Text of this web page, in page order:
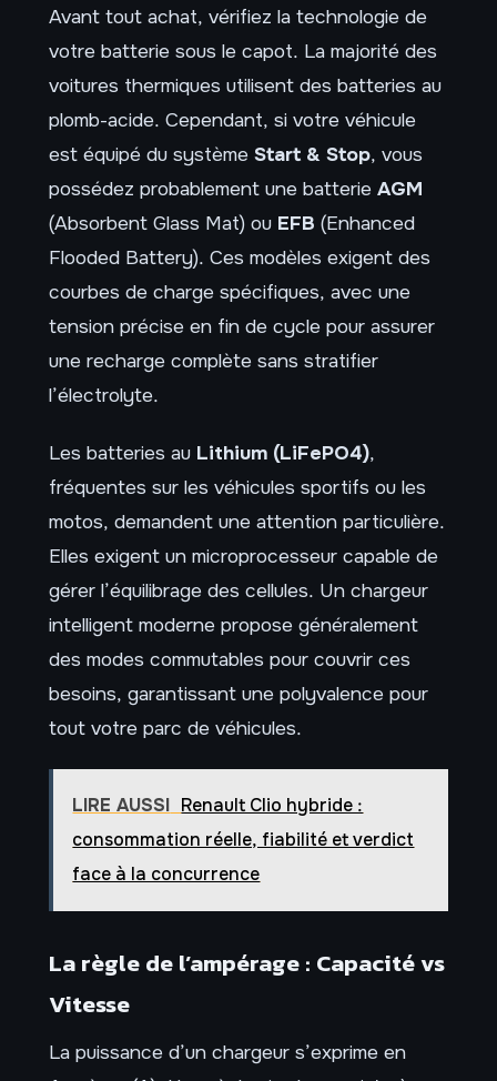
Avant tout achat, vérifiez la technologie de
votre batterie sous le capot. La majorité des
voitures thermiques utilisent des batteries au
plomb-acide. Cependant, si votre véhicule
est équipé du système Start & Stop, vous
possédez probablement une batterie AGM
(Absorbent Glass Mat) ou EFB (Enhanced
Flooded Battery). Ces modèles exigent des
courbes de charge spécifiques, avec une
tension précise en fin de cycle pour assurer
une recharge complète sans stratifier
l’électrolyte.
Les batteries au Lithium (LiFePO4),
fréquentes sur les véhicules sportifs ou les
motos, demandent une attention particulière.
Elles exigent un microprocesseur capable de
gérer l’équilibrage des cellules. Un chargeur
intelligent moderne propose généralement
des modes commutables pour couvrir ces
besoins, garantissant une polyvalence pour
tout votre parc de véhicules.
LIRE AUSSI Renault Clio hybride :
consommation réelle, fiabilité et verdict
face à la concurrence
La règle de l’ampérage : Capacité vs
Vitesse
La puissance d’un chargeur s’exprime en